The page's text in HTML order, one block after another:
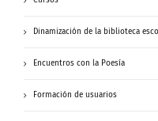
Dinamización de la biblioteca
Encuentros con la Poesía
Formación de usuarios